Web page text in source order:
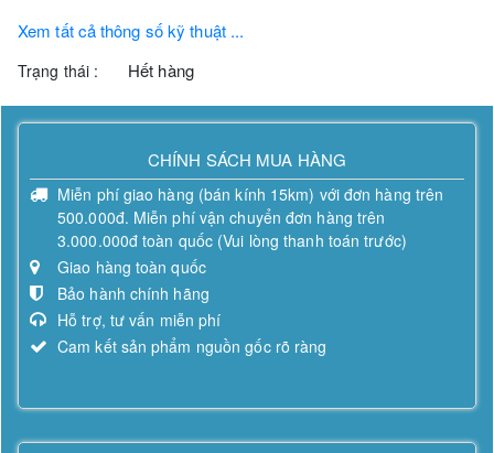
Xem tất cả thông số kỹ thuật ...
Trạng thái : Hết hàng
CHÍNH SÁCH MUA HÀNG
Miễn phí giao hàng (bán kính 15km) với đơn hàng trên
500.000đ. Miễn phí vận chuyển đơn hàng trên
3.000.000đ toàn quốc (Vui lòng thanh toán trước)
Giao hàng toàn quốc
Bảo hành chính hãng
Hỗ trợ, tư vấn miễn phí
Cam kết sản phẩm nguồn gốc rõ ràng